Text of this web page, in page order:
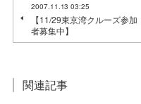
2007.11.13 03:25
【11/29東京湾クルーズ参加
者募集中】
関連記事